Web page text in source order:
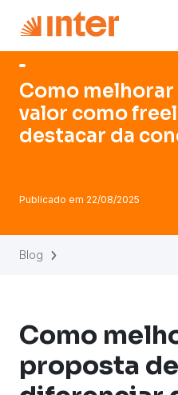
Como
valor como
destacar da
Publicado em 22/08/2025
Blog
Como
proposta
Navigated to Como